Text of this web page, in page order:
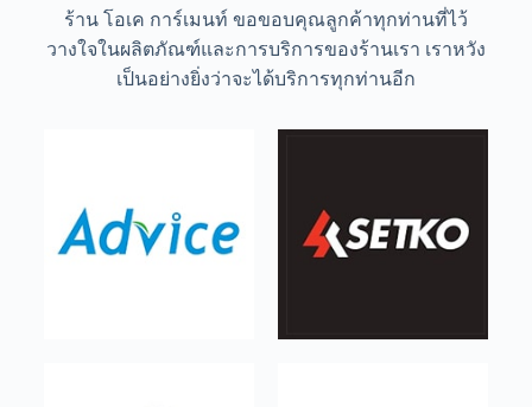
ร้าน โอเค การ์เมนท์ ขอขอบคุณลูกค้าทุกท่านที่ไว้
วางใจในผลิตภัณฑ์และการบริการของร้านเรา เราหวัง
เป็นอย่างยิ่งว่าจะได้บริการทุกท่านอีก